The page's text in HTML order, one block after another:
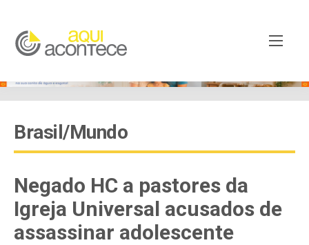
Brasil/Mundo
Negado HC a pastores da
Igreja Universal acusados de
assassinar adolescente